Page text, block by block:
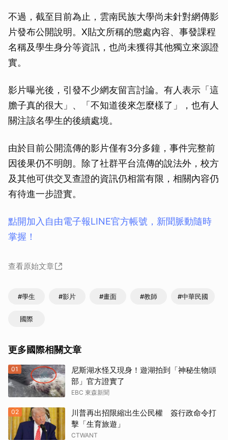
不過，截至目前為止，雲南民族大學尚未針對網傳影
片發布公開說明。X貼文所稱的懲處內容、事發課程
名稱及學生身分等資訊，也尚未獲得其他獨立來源證
實。
影片曝光後，引發不少網友留言討論。有人表示「這
膽子真的很大」、「不知道後來怎麼樣了」，也有人
關注該名學生的後續處境。
由於目前公開流傳的影片僅有3分多鐘，事件完整前
因後果仍不明朗。除了社群平台流傳的說法外，校方
及其他可供交叉查證的資訊仍相當有限，相關內容仍
有待進一步證實。
點開加入自由電子報LINE官方帳號，新聞脈動隨時
掌握！
查看原始文章
#學生 #影片 #畫面 #教師 #中華民國
國際
更多國際相關文章
01
尼斯湖水怪又現身！遊湖拍到「神秘生物頭
部」官方證實了
EBC 東森新聞
02
川普再出招限縮出生公民權 簽行政命令打
擊「生育旅遊」
CTWANT